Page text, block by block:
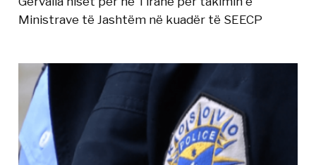
Ministrave të Jashtëm në kuadër të SEECP